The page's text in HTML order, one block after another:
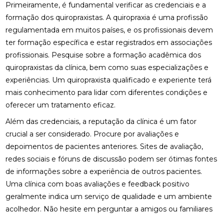
Primeiramente, é fundamental verificar as credenciais e a
formação dos quiropraxistas. A quiropraxia é uma profissão
regulamentada em muitos países, e os profissionais devem
ter formação específica e estar registrados em associações
profissionais. Pesquise sobre a formação acadêmica dos
quiropraxistas da clínica, bem como suas especializações e
experiências. Um quiropraxista qualificado e experiente terá
mais conhecimento para lidar com diferentes condições e
oferecer um tratamento eficaz.
Além das credenciais, a reputação da clínica é um fator
crucial a ser considerado. Procure por avaliações e
depoimentos de pacientes anteriores. Sites de avaliação,
redes sociais e fóruns de discussão podem ser ótimas fontes
de informações sobre a experiência de outros pacientes.
Uma clínica com boas avaliações e feedback positivo
geralmente indica um serviço de qualidade e um ambiente
acolhedor. Não hesite em perguntar a amigos ou familiares
COMO A CONSULTA COM UM ACUPUNTURISTA
PODE TRANSFORMAR SUA SAÚDE
REABILITAÇÃO DO LABIRINTO
COMO A FISIOTERAPIA RESPIRATÓRIA DOMICILIAR
PODE MELHORAR SUA QUALIDADE DE VIDA
COMO A OSTEOPATIA PARA COLUNA PODE
MELHORAR SUA SAÚDE
TRANSFORMAR SUA SAÚDE
COMO A OSTEOPATIA PODE AJUDAR NA
TRATAMENTO DA HÉRNIA DE DISCO
COMO A OSTEOPATIA PODE ALIVIAR A DOR NO
NERVO CIÁTICO